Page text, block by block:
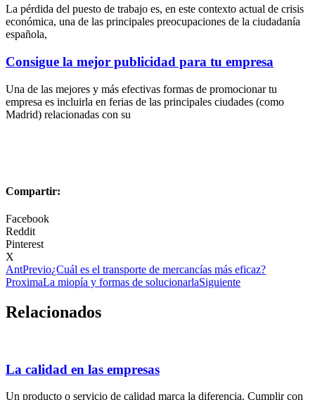
La pérdida del puesto de trabajo es, en este contexto actual de crisis
económica, una de las principales preocupaciones de la ciudadanía
española,
Consigue la mejor publicidad para tu empresa
Una de las mejores y más efectivas formas de promocionar tu
empresa es incluirla en ferias de las principales ciudades (como
Madrid) relacionadas con su
Compartir:
Facebook
Reddit
Pinterest
X
AntPrevio¿Cuál es el transporte de mercancías más eficaz?
ProximaLa miopía y formas de solucionarlaSiguiente
Relacionados
La calidad en las empresas
Un producto o servicio de calidad marca la diferencia. Cumplir con